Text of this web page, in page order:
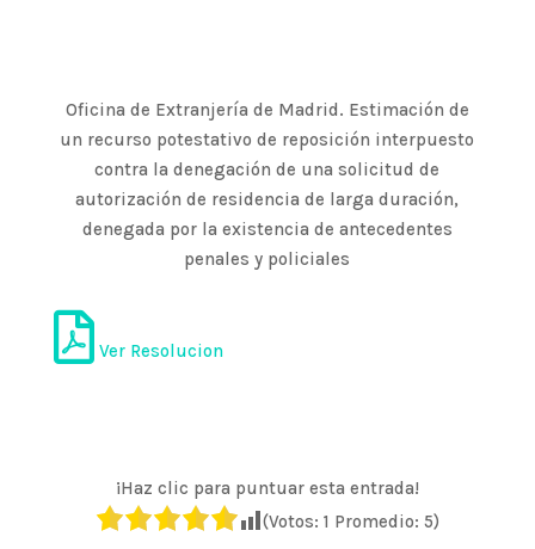
Oficina de Extranjería de Madrid. Estimación de
un recurso potestativo de reposición interpuesto
contra la denegación de una solicitud de
autorización de residencia de larga duración,
denegada por la existencia de antecedentes
penales y policiales
Ver Resolucion
¡Haz clic para puntuar esta entrada!
(Votos: 1 Promedio: 5)